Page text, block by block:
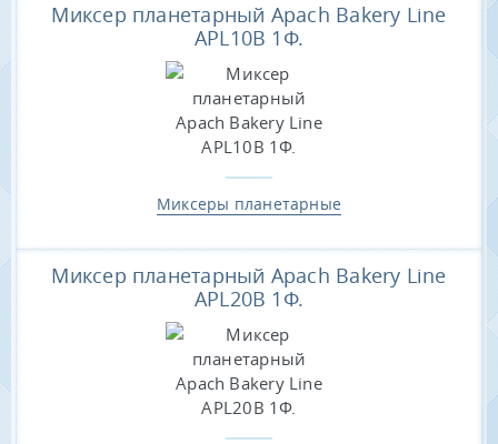
Миксер планетарный Apach Bakery Line
APL10B 1Ф.
Миксеры планетарные
Миксер планетарный Apach Bakery Line
APL20B 1Ф.